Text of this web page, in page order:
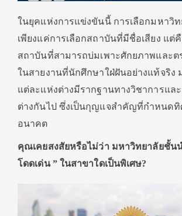
ในยุคแห่งการแข่งขันนี้ การเลือกมหาวิท
เพียงแค่การเลือกสถาบันที่มีชื่อเสียง แต่
สถาบันที่สามารถบ่มเพาะศักยภาพและ
ในสายงานที่นักศึกษาใฝ่ฝันอย่างแท้จริง
แต่ละแห่งต่างมีรากฐานทางวิชาการแล
ต่างกันไป ซึ่งเป็นกุญแจสำคัญที่กำหนด
อนาคต
คุณเคยสงสัยหรือไม่ว่า มหาวิทยาลัยชั้น
โดดเด่น ” ในสาขาใดเป็นพิเศษ?